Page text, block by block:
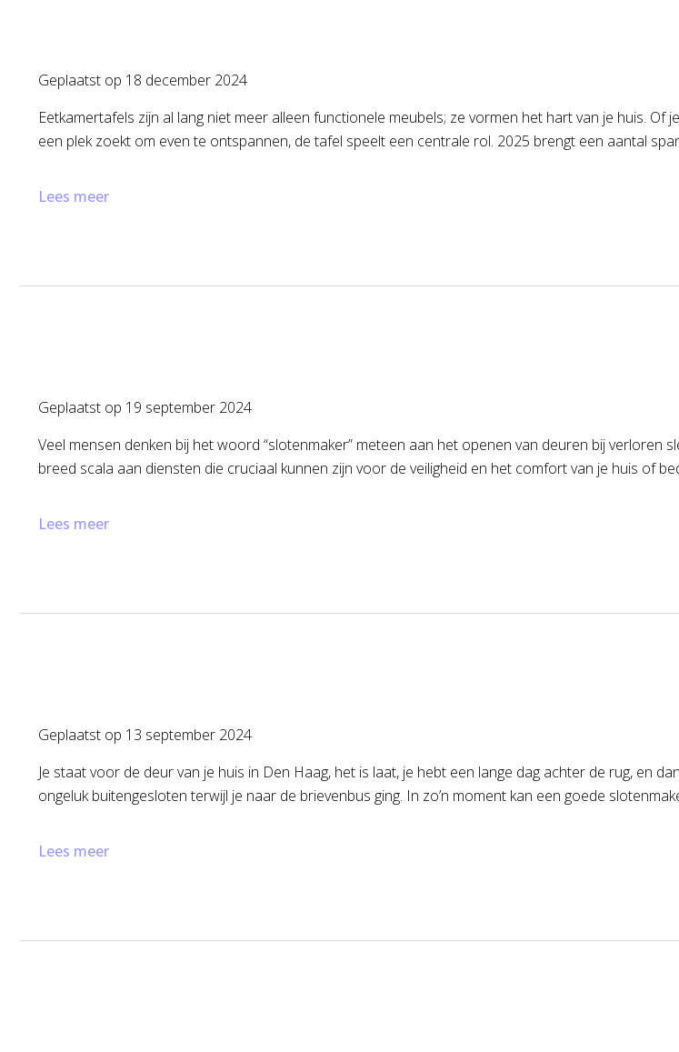
Geplaatst op 18 december 2024
Eetkamertafels zijn al lang niet meer alleen functionele meubels; ze vormen het hart van je huis.
een plek zoekt om even te ontspannen, de tafel speelt een centrale rol. 2025 brengt een aantal
Lees meer
Geplaatst op 19 september 2024
Veel mensen denken bij het woord “slotenmaker” meteen aan het openen van deuren bij verloren
breed scala aan diensten die cruciaal kunnen zijn voor de veiligheid en het comfort van je huis of
Lees meer
Geplaatst op 13 september 2024
Je staat voor de deur van je huis in Den Haag, het is laat, je hebt een lange dag achter de rug, en
ongeluk buitengesloten terwijl je naar de brievenbus ging. In zo’n moment kan een goede
Lees meer